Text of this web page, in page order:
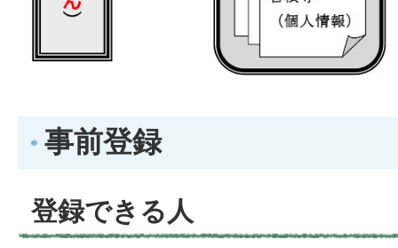
事前登録
登録できる人